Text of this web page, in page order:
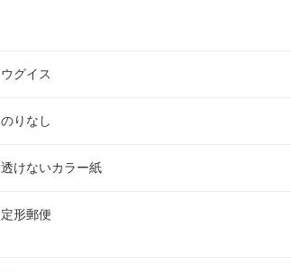
ウグイス
のりなし
透けないカラー紙
定形郵便